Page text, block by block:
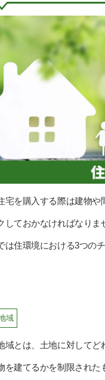
宅を購入する際は建物や
しておかなければなりま
は住環境における3つの
域
域とは、土地に対して
を建てるかを制限された